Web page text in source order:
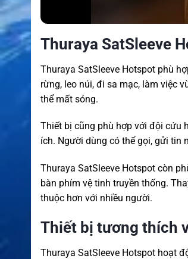
Thuraya SatSleeve
Thuraya SatSleeve Hotspot phù
rừng, leo núi, đi sa mạc, làm việc
thể mất sóng.
Thiết bị cũng phù hợp với đội cứu
ích. Người dùng có thể gọi, gửi tin
Thuraya SatSleeve Hotspot còn
bàn phím vệ tinh truyền thống.
thuộc hơn với nhiều người.
Thiết bị tương thích
Thuraya SatSleeve Hotspot hoạt